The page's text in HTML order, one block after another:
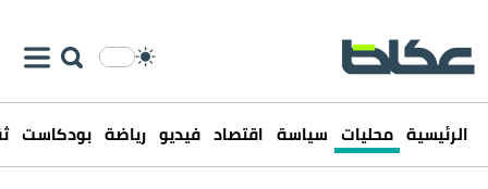
الرئيسية محليات سياسة اقتصاد فيديو رياضة بودكاست